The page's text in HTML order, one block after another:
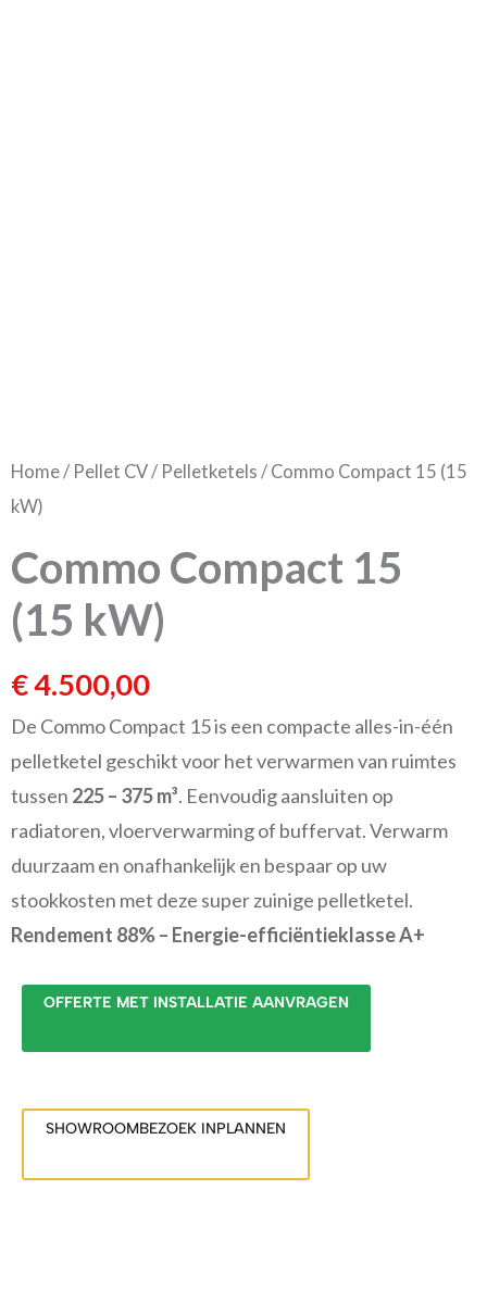
Home/ Pellet CV/ Pelletketels / Commo Compact 15 (15
kW)
Commo Compact 15
(15 kW)
€4.500,00
De Commo Compact 15 is een compacte alles-in-één
pelletketel geschikt voor het verwarmen van ruimtes
tussen 225 – 375 m³. Eenvoudig aansluiten op
radiatoren, vloerverwarming of buffervat. Verwarm
duurzaam en onafhankelijk en bespaar op uw
stookkosten met deze super zuinige pelletketel.
Rendement 88% – Energie-efficiëntieklasse A+
OFFERTE MET INSTALLATIE AANVRAGEN
SHOWROOMBEZOEK INPLANNEN